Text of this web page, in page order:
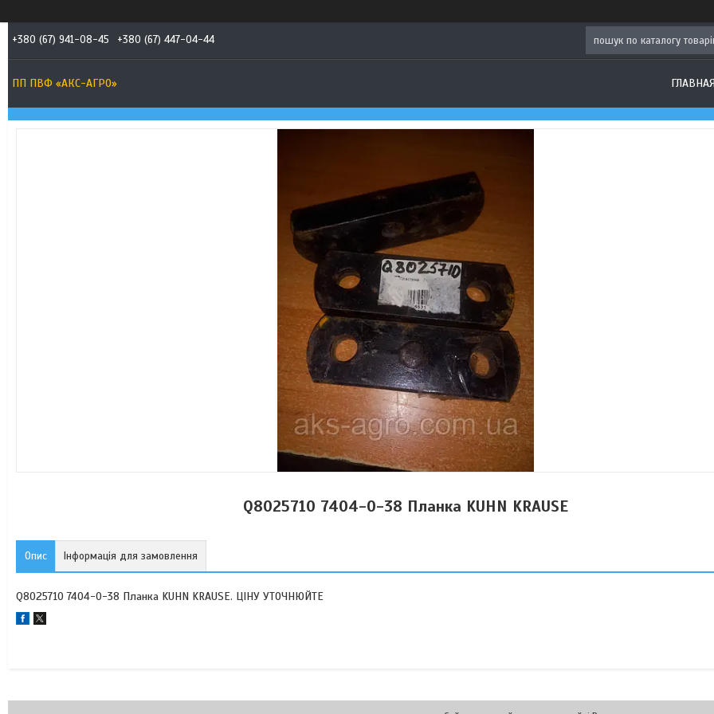
+380 (67) 941-08-45 +380 (67) 447-04-44
ПП ПВФ «АКС-АГРО» ГЛАВНАЯ
Q8025710 7404-0-38 Планка KUHN KRAUSE
Опис Інформація для замовлення
Q8025710 7404-0-38 Планка KUHN KRAUSE. ЦІНУ УТОЧНЮЙТЕ